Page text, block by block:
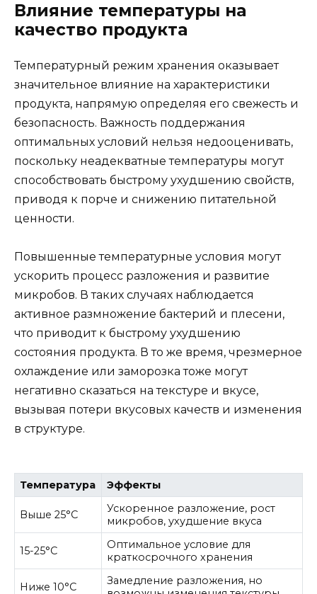
Влияние температуры на
качество продукта
Температурный режим хранения оказывает
значительное влияние на характеристики
продукта, напрямую определяя его свежесть и
безопасность. Важность поддержания
оптимальных условий нельзя недооценивать,
поскольку неадекватные температуры могут
способствовать быстрому ухудшению свойств,
приводя к порче и снижению питательной
ценности.
Повышенные температурные условия могут
ускорить процесс разложения и развитие
микробов. В таких случаях наблюдается
активное размножение бактерий и плесени,
что приводит к быстрому ухудшению
состояния продукта. В то же время, чрезмерное
охлаждение или заморозка тоже могут
негативно сказаться на текстуре и вкусе,
вызывая потери вкусовых качеств и изменения
в структуре.
Температура Эффекты
Выше 25°C
Ускоренное разложение, рост
микробов, ухудшение вкуса
15-25°C
Оптимальное условие для
краткосрочного хранения
Ниже 10°C
Замедление разложения, но